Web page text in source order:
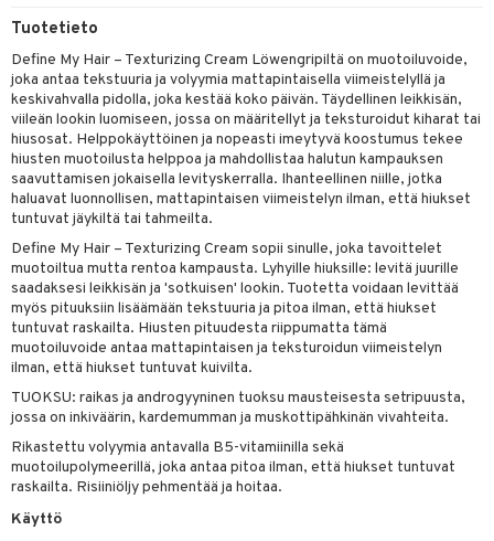
Tuotetieto
Define My Hair – Texturizing Cream Löwengripiltä on muotoiluvoide,
joka antaa tekstuuria ja volyymia mattapintaisella viimeistelyllä ja
keskivahvalla pidolla, joka kestää koko päivän. Täydellinen leikkisän,
viileän lookin luomiseen, jossa on määritellyt ja teksturoidut kiharat tai
hiusosat. Helppokäyttöinen ja nopeasti imeytyvä koostumus tekee
hiusten muotoilusta helppoa ja mahdollistaa halutun kampauksen
saavuttamisen jokaisella levityskerralla. Ihanteellinen niille, jotka
haluavat luonnollisen, mattapintaisen viimeistelyn ilman, että hiukset
tuntuvat jäykiltä tai tahmeilta.
Define My Hair – Texturizing Cream sopii sinulle, joka tavoittelet
muotoiltua mutta rentoa kampausta. Lyhyille hiuksille: levitä juurille
saadaksesi leikkisän ja 'sotkuisen' lookin. Tuotetta voidaan levittää
myös pituuksiin lisäämään tekstuuria ja pitoa ilman, että hiukset
tuntuvat raskailta. Hiusten pituudesta riippumatta tämä
muotoiluvoide antaa mattapintaisen ja teksturoidun viimeistelyn
ilman, että hiukset tuntuvat kuivilta.
TUOKSU: raikas ja androgyyninen tuoksu mausteisesta setripuusta,
jossa on inkiväärin, kardemumman ja muskottipähkinän vivahteita.
Rikastettu volyymia antavalla B5-vitamiinilla sekä
muotoilupolymeerillä, joka antaa pitoa ilman, että hiukset tuntuvat
raskailta. Risiiniöljy pehmentää ja hoitaa.
Käyttö
tuotteet
poisto
hoito
iho
iho
iho
iho
Set
& Highlighter
hoito
tarvikkeet
/ Kajaali
de cologne
de parfum
de toilette
&
Lapset
Set
tuotteet
hoito
tuotteet
shave balm
shave lotion
de cologne